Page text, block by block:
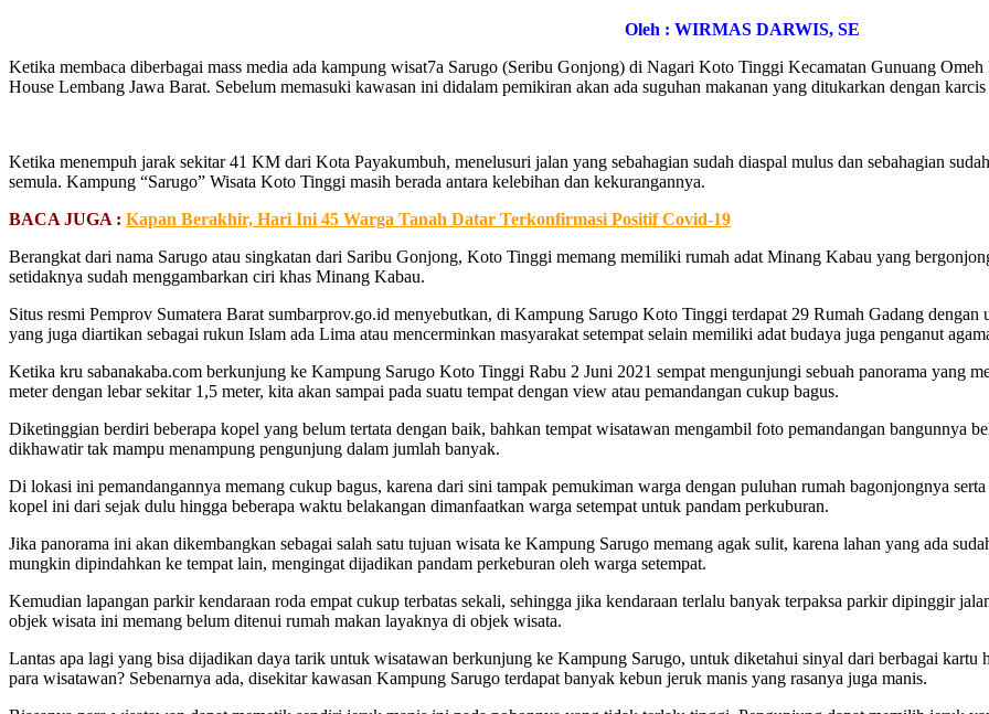
Oleh : WIRMAS DARWIS, SE
Ketika membaca diberbagai mass media ada kampung wisat7a Sarugo (Seribu Gonjong) di Nagari Koto Tinggi Kecamatan Gunuang
House Lembang Jawa Barat. Sebelum memasuki kawasan ini didalam pemikiran akan ada suguhan makanan yang ditukarkan dengan
Ketika menempuh jarak sekitar 41 KM dari Kota Payakumbuh, menelusuri jalan yang sebahagian sudah diaspal mulus dan sebahagian
semula. Kampung “Sarugo” Wisata Koto Tinggi masih berada antara kelebihan dan kekurangannya.
BACA JUGA : Kapan Berakhir, Hari Ini 45 Warga Tanah Datar Terkonfirmasi Positif Covid-19
Berangkat dari nama Sarugo atau singkatan dari Saribu Gonjong, Koto Tinggi memang memiliki rumah adat Minang Kabau yang
setidaknya sudah menggambarkan ciri khas Minang Kabau.
Situs resmi Pemprov Sumatera Barat sumbarprov.go.id menyebutkan, di Kampung Sarugo Koto Tinggi terdapat 29 Rumah Gadang
yang juga diartikan sebagai rukun Islam ada Lima atau mencerminkan masyarakat setempat selain memiliki adat budaya juga penganut
Ketika kru sabanakaba.com berkunjung ke Kampung Sarugo Koto Tinggi Rabu 2 Juni 2021 sempat mengunjungi sebuah panorama yang
meter dengan lebar sekitar 1,5 meter, kita akan sampai pada suatu tempat dengan view atau pemandangan cukup bagus.
Diketinggian berdiri beberapa kopel yang belum tertata dengan baik, bahkan tempat wisatawan mengambil foto pemandangan bangunnya
dikhawatir tak mampu menampung pengunjung dalam jumlah banyak.
Di lokasi ini pemandangannya memang cukup bagus, karena dari sini tampak pemukiman warga dengan puluhan rumah bagonjongnya
kopel ini dari sejak dulu hingga beberapa waktu belakangan dimanfaatkan warga setempat untuk pandam perkuburan.
Jika panorama ini akan dikembangkan sebagai salah satu tujuan wisata ke Kampung Sarugo memang agak sulit, karena lahan yang ada
mungkin dipindahkan ke tempat lain, mengingat dijadikan pandam perkeburan oleh warga setempat.
Kemudian lapangan parkir kendaraan roda empat cukup terbatas sekali, sehingga jika kendaraan terlalu banyak terpaksa parkir dipinggir
objek wisata ini memang belum ditenui rumah makan layaknya di objek wisata.
Lantas apa lagi yang bisa dijadikan daya tarik untuk wisatawan berkunjung ke Kampung Sarugo, untuk diketahui sinyal dari berbagai kartu
para wisatawan? Sebenarnya ada, disekitar kawasan Kampung Sarugo terdapat banyak kebun jeruk manis yang rasanya juga manis.